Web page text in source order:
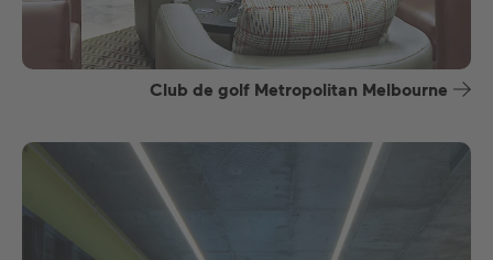
Club de golf Metropolitan Melbourne